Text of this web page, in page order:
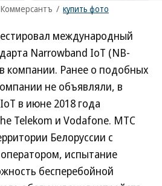
/ купить фото
международный
Narrowband IoT (NB-
в компании. Ранее о подобных
не объявляли, в
в июне 2018 года
Telekom и Vodafone. МТС
Белоруссии с
испытание
бесперебойной